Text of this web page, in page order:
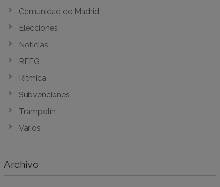
Comunidad de Madrid
Elecciones
Noticias
RFEG
Rítmica
Subvenciones
Trampolín
Varios
Archivo